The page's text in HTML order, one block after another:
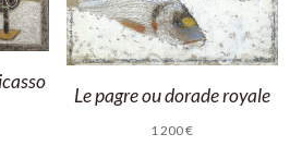
Le pagre ou dorade royale
1 200€